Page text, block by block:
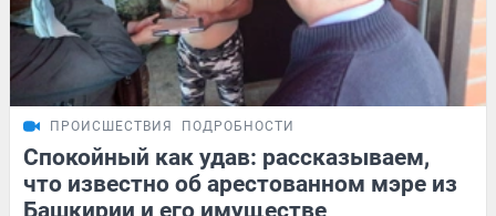
ПРОИСШЕСТВИЯ ПОДРОБНОСТИ
Спокойный как удав: рассказываем,
что известно об арестованном мэре из
Башкирии и его имуществе